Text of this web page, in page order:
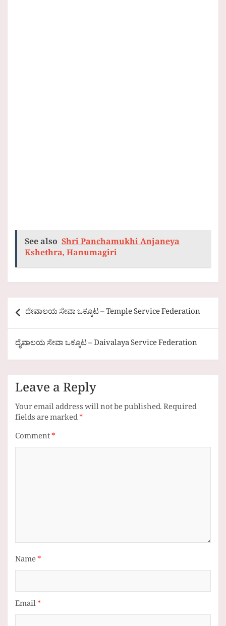
See also Shri Panchamukhi Anjaneya
Kshethra, Hanumagiri
Post
navigation
ದೇವಾಲಯ ಸೇವಾ ಒಕ್ಕೂಟ – Temple Service Federation
ದೈವಾಲಯ ಸೇವಾ ಒಕ್ಕೂಟ – Daivalaya Service Federation
Leave a Reply
Your email address will not be published.Required
fields are marked*
Comment*
Name*
Email*